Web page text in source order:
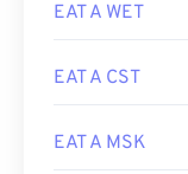
EAT A WET
EAT A CST
EAT A MSK